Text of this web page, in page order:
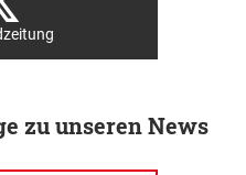
zu unseren News